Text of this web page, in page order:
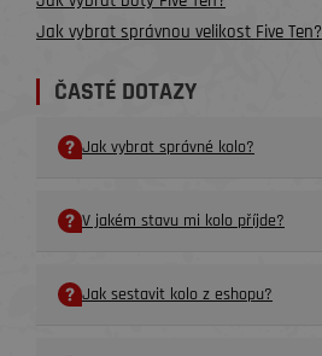
Jak vybrat správnou velikost Five Ten?
ČASTÉ DOTAZY
Jak vybrat správné kolo?
V jakém stavu mi kolo příjde?
Jak sestavit kolo z eshopu?